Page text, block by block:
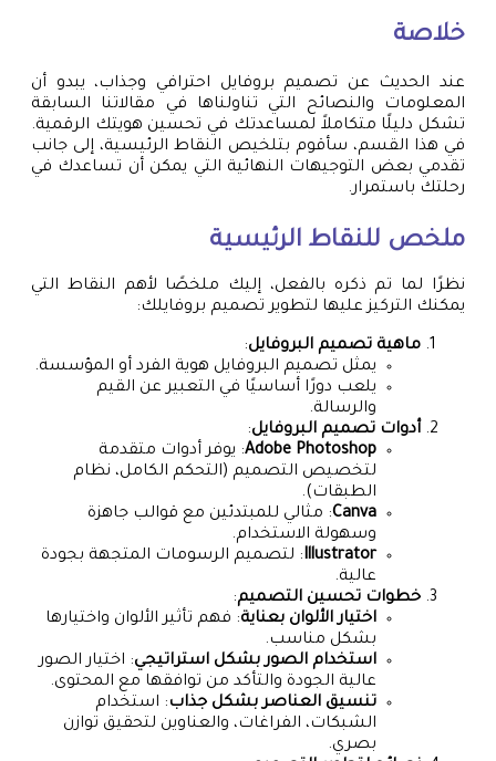
خلاصة
عند الحديث عن تصميم بروفايل احترافي وجذاب، يبدو أن
المعلومات والنصائح التي تناولناها في مقالاتنا السابقة
تشكل دليلًا متكاملاً لمساعدتك في تحسين هويتك الرقمية.
في هذا القسم، سأقوم بتلخيص النقاط الرئيسية، إلى جانب
تقدمي بعض التوجيهات النهائية التي يمكن أن تساعدك في
رحلتك باستمرار.
ملخص للنقاط الرئيسية
نظرًا لما تم ذكره بالفعل، إليك ملخصًا لأهم النقاط التي
يمكنك التركيز عليها لتطوير تصميم بروفايلك:
ماهية تصميم البروفايل:
يمثل تصميم البروفايل هوية الفرد أو المؤسسة.
يلعب دورًا أساسيًا في التعبير عن القيم
والرسالة.
أدوات تصميم البروفايل:
Adobe Photoshop: يوفر أدوات متقدمة
لتخصيص التصميم (التحكم الكامل، نظام
الطبقات).
Canva: مثالي للمبتدئين مع قوالب جاهزة
وسهولة الاستخدام.
Illustrator: لتصميم الرسومات المتجهة بجودة
عالية.
خطوات تحسين التصميم:
اختيار الألوان بعناية: فهم تأثير الألوان واختيارها
بشكل مناسب.
استخدام الصور بشكل استراتيجي: اختيار الصور
عالية الجودة والتأكد من توافقها مع المحتوى.
تنسيق العناصر بشكل جذاب: استخدام
الشبكات، الفراغات، والعناوين لتحقيق توازن
بصري.